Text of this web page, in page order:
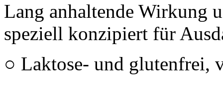
Lang anhaltende Wirkung
speziell konzipiert für
○ Laktose- und glutenfrei,